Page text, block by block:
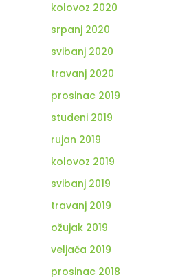
kolovoz 2020
srpanj 2020
svibanj 2020
travanj 2020
prosinac 2019
studeni 2019
rujan 2019
kolovoz 2019
svibanj 2019
travanj 2019
ožujak 2019
veljača 2019
prosinac 2018